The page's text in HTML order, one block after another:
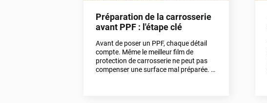
Préparation de la carrosserie
avant PPF : l'étape clé
Avant de poser un PPF, chaque détail
compte. Même le meilleur film de
protection de carrosserie ne peut pas
compenser une surface mal préparée. Si